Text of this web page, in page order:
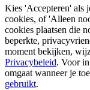
Kies 'Accepteren' als
cookies, of 'Alleen
cookies plaatsen die
beperkte,
moment bekijken,
Privacybeleid. Voor
omgaat wanneer je
gebruikt.